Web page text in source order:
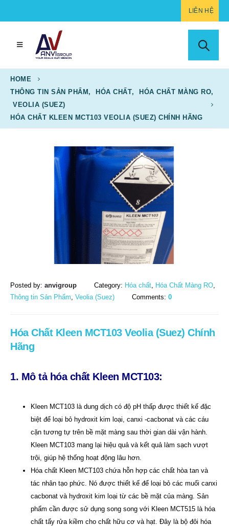
LIÊN HỆ
HOME
THÔNG TIN SẢN PHẨM , HÓA CHẤT, HÓA CHẤT MÀNG RO,
VEOLIA (SUEZ)
HÓA CHẤT KLEEN MCT103 VEOLIA (SUEZ) CHÍNH HÃNG
Posted by: anvigroup Category: Hóa chất Hóa Chất Màng RO
Thông tin Sản Phẩm Veolia (Suez) Comments: 0
Hóa Chất Kleen MCT103 Veolia (Suez) Chính
Hãng
1. Mô tả hóa chất Kleen MCT103:
Kleen MCT103 là dung dịch có độ pH thấp được thiết kế đặc
biệt để loại bỏ hydroxit kim loại, canxi -cacbonat và các cáu
cặn tương tự trên bề mặt màng sau thời gian dài vận hành.
Kleen MCT103 mang lại hiệu quả và kết quả làm sạch vượt
trội, giúp hệ thống hoạt động lâu hơn.
Hóa chất Kleen MCT103 chứa hỗn hợp các chất hòa tan và
tác nhân tạo phức. Nó được thiết kế để loại bỏ các muối canxi
cacbonat và hydroxit kim loại từ các bề mặt của màng. Sản
phẩm cần được sử dụng song song với Kleen MCT515 là hóa
chất tẩy rửa kiềm cho chất hữu cơ và hạt. Đây là bộ đôi hóa